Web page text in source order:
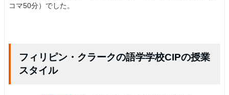
コマ50分）でした。
フィリピン・クラークの語学学校CIPの授業
スタイル